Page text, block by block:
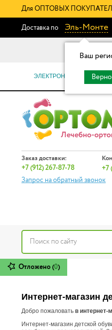
Для ОПТОВЫХ
Доставка по Эль-Монте
Ваш
Верно
ЭЛЕКТРОННЫЕ
Заказ доставки:
+7 (912) 267-87-78
+7
Запрос на обратный звонок
Отложено (0)
Интернет-магазин
Добро пожаловать в интернет-
Интернет-магазин детской